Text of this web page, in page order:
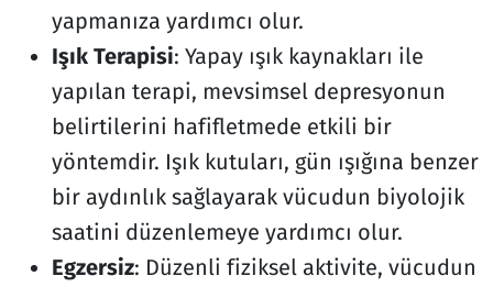
yapmanıza yardımcı olur.
Işık Terapisi: Yapay ışık kaynakları ile
yapılan terapi, mevsimsel depresyonun
belirtilerini hafifletmede etkili bir
yöntemdir. Işık kutuları, gün ışığına benzer
bir aydınlık sağlayarak vücudun biyolojik
saatini düzenlemeye yardımcı olur.
Egzersiz: Düzenli fiziksel aktivite, vücudun